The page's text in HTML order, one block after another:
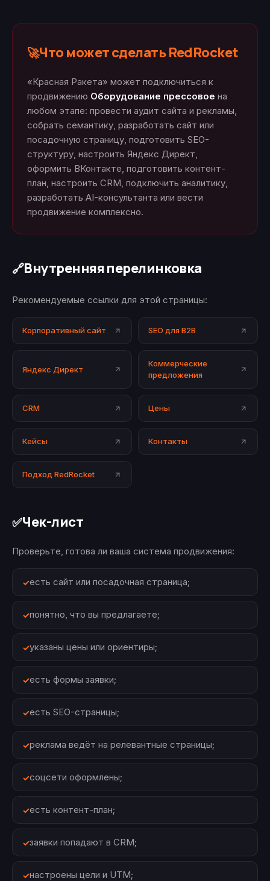
🚀Что может сделать RedRocket
«Красная Ракета» может подключиться к
продвижению Оборудование прессовое на
любом этапе: провести аудит сайта и рекламы,
собрать семантику, разработать сайт или
посадочную страницу, подготовить SEO-
структуру, настроить Яндекс Директ,
оформить ВКонтакте, подготовить контент-
план, настроить CRM, подключить аналитику,
разработать AI-консультанта или вести
продвижение комплексно.
🔗Внутренняя перелинковка
Рекомендуемые ссылки для этой страницы:
Корпоративный сайт SEO для B2B
Яндекс Директ
Коммерческие
предложения
CRM Цены
Кейсы Контакты
Подход RedRocket
✅Чек-лист
Проверьте, готова ли ваша система продвижения:
есть сайт или посадочная страница;
понятно, что вы предлагаете;
указаны цены или ориентиры;
есть формы заявки;
есть SEO-страницы;
реклама ведёт на релевантные страницы;
соцсети оформлены;
есть контент-план;
заявки попадают в CRM;
настроены цели и UTM;